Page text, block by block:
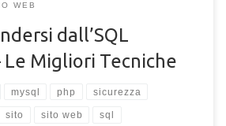
WEB
dall’SQL
Le Migliori Tecniche
mysql php sicurezza
sito sito web sql